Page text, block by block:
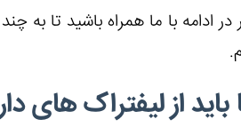
در ادامه با ما همراه باشید تا به
باید از لیفتراک های